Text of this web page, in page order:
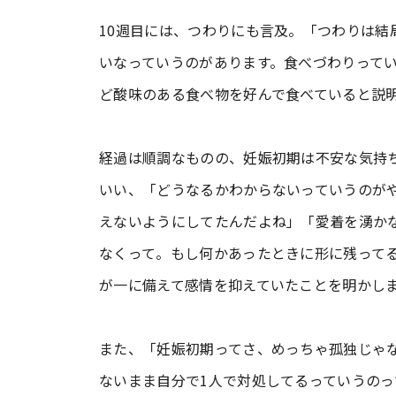
10週目には、つわりにも言及。「つわりは
いなっていうのがあります。食べづわりっ
ど酸味のある食べ物を好んで食べていると説
経過は順調なものの、妊娠初期は不安な気
いい、「どうなるかわからないっていうの
えないようにしてたんだよね」「愛着を湧
なくって。もし何かあったときに形に残っ
が一に備えて感情を抑えていたことを明かし
また、「妊娠初期ってさ、めっちゃ孤独じ
ないまま自分で1人で対処してるっていうの